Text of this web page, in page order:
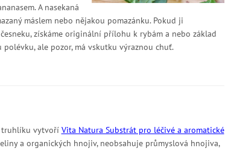
A nasekaná
máslem nebo nějakou pomazánku. Pokud ji
získáme originální přílohu k rybám a nebo základ
ale pozor, má vskutku výraznou chuť.
truhlíku vytvoří Vita Natura Substrát pro léčivé a aromatické
a organických hnojiv, neobsahuje průmyslová hnojiva,